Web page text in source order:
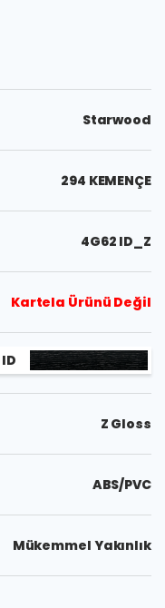
Starwood
294 KEMENÇE
4G62 ID_Z
Kartela Ürünü Değil
ID
Z Gloss
ABS/PVC
Mükemmel Yakınlık